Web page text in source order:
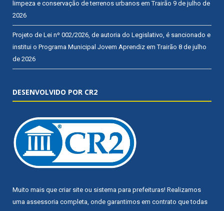
limpeza e conservação de terrenos urbanos em Trairão 9 de julho de
2026
Projeto de Lei nº 002/2026, de autoria do Legislativo, é sancionado e
institui o Programa Municipal Jovem Aprendiz em Trairão 8 de julho
de 2026
DESENVOLVIDO POR CR2
Muito mais que criar site ou sistema para prefeituras! Realizamos
uma assessoria completa, onde garantimos em contrato que todas